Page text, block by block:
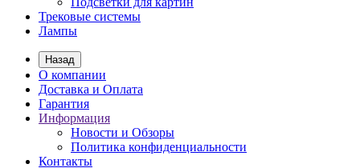
Трековые системы
Лампы
Назад
О компании
Доставка и Оплата
Гарантия
Информация
Новости и Обзоры
Политика конфиденциальности
Контакты